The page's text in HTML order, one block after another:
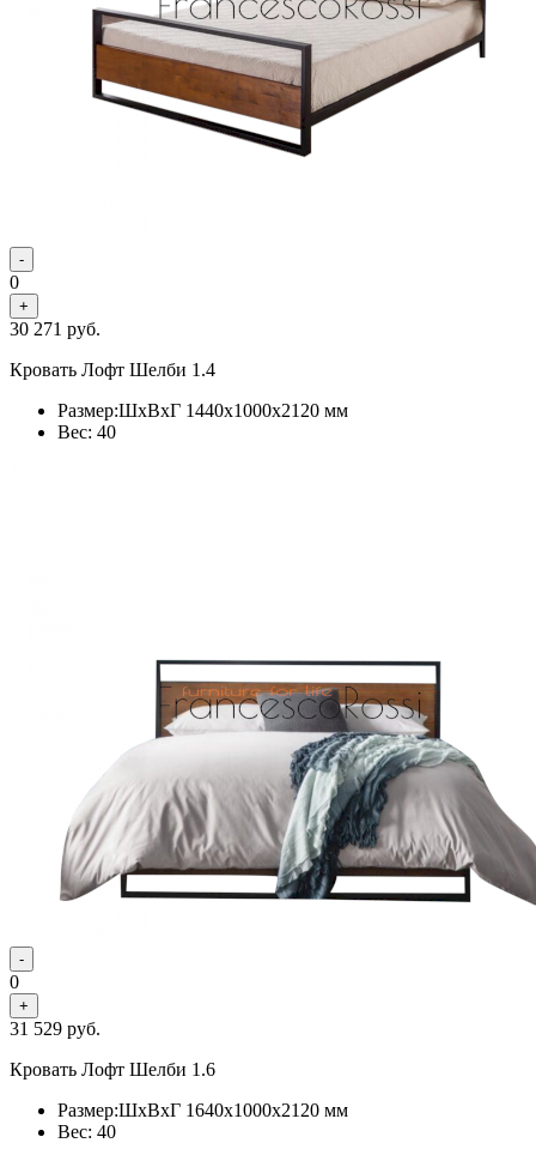
-
0
+
30 271 руб.
Кровать Лофт Шелби 1.4
Размер:ШхВхГ 1440x1000x2120 мм
Вес: 40
-
0
+
31 529 руб.
Кровать Лофт Шелби 1.6
Размер:ШхВхГ 1640x1000x2120 мм
Вес: 40